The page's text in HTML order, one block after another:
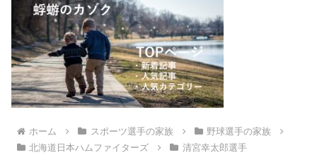
ホーム スポーツ選手の家族
野球選手の家族
北海道日本ハムファイターズ
清宮幸太郎選手